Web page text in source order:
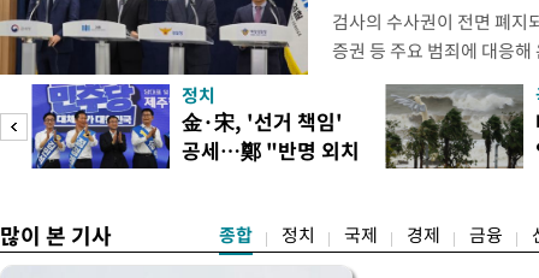
검사의 수사권이 전면 폐
증권 등 주요 범죄에 대응
새로운 쟁점으로 떠올랐
여 근거가 사라지면서 현행
이다. 9일 법조계에 따르면
사의 수사권이 박탈되면서,
정치
金·宋, '선거 책임'
공세…鄭 "반명 외치
많이 본 기사 종합 정치 국제 경제 금융